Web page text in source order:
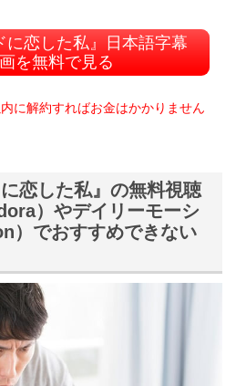
に恋した私』日本語字幕
を無料で見る
に解約すればお金はかかりません
恋した私』の無料視聴
）やデイリーモーシ
）でおすすめできない